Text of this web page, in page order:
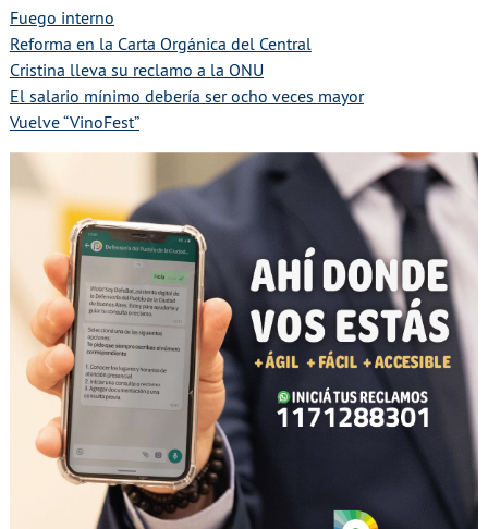
Fuego interno
Reforma en la Carta Orgánica del Central
Cristina lleva su reclamo a la ONU
El salario mínimo debería ser ocho veces mayor
Vuelve “VinoFest”